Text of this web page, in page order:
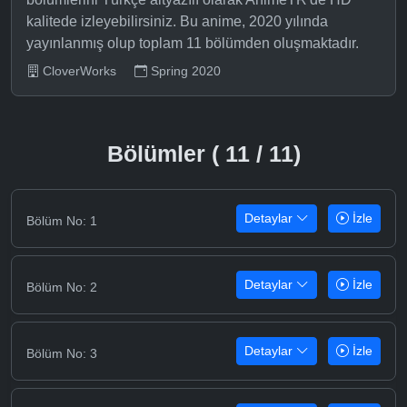
kalitede izleyebilirsiniz. Bu anime, 2020 yılında
yayınlanmış olup toplam 11 bölümden oluşmaktadır.
CloverWorks Spring 2020
Bölümler ( 11 / 11)
Bölüm No: 1 Detaylar İzle
Bölüm No: 2 Detaylar İzle
Bölüm No: 3 Detaylar İzle